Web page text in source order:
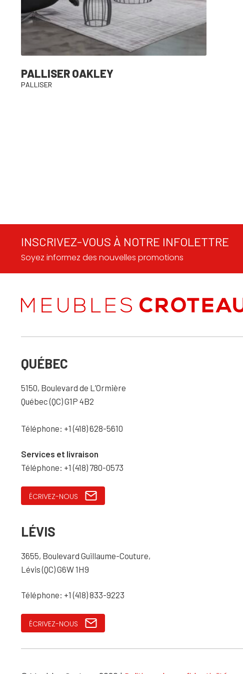
PALLISER OAKLEY
PALLISER
INSCRIVEZ-VOUS À NOTRE INFOLETTRE
Soyez informez des nouvelles promotions
QUÉBEC
5150, Boulevard de L’Ormière
Québec (QC) G1P 4B2
Téléphone: +1 (418) 628-5610
Services et livraison
Téléphone: +1 (418) 780-0573
ÉCRIVEZ-NOUS
LÉVIS
3655, Boulevard Guillaume-Couture,
Lévis (QC) G6W 1H9
Téléphone: +1 (418) 833-9223
ÉCRIVEZ-NOUS